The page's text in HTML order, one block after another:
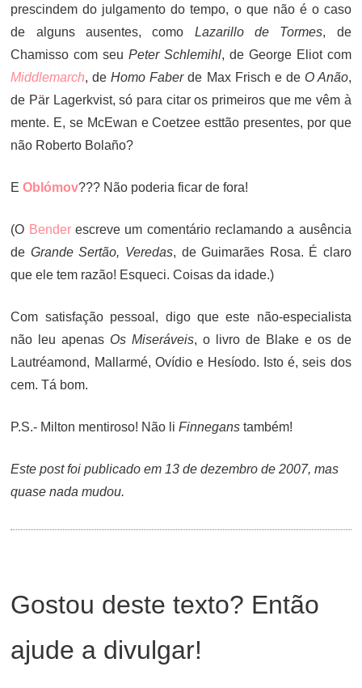
prescindem do julgamento do tempo, o que não é o caso
de alguns ausentes, como Lazarillo de Tormes, de
Chamisso com seuPeter Schlemihl, de George Eliot com
Middlemarch, deHomo Faberde Max Frisch e de O Anão,
de Pär Lagerkvist, só para citar os primeiros que me vêm à
mente. E, se McEwan e Coetzee esttão presentes, por que
não Roberto Bolaño?
EOblómov??? Não poderia ficar de fora!
(O Benderescreve um comentário reclamando a ausência
de Grande Sertão, Veredas, de Guimarães Rosa. É claro
que ele tem razão! Esqueci. Coisas da idade.)
Com satisfação pessoal, digo que este não-especialista
não leu apenas Os Miseráveis, o livro de Blake e os de
Lautréamond, Mallarmé, Ovídio e Hesíodo. Isto é, seis dos
cem. Tá bom.
P.S.- Milton mentiroso! Não liFinnegans também!
Este post foi publicado em 13 de dezembro de 2007, mas
quase nada mudou.
Gostou deste texto? Então
ajude a divulgar!